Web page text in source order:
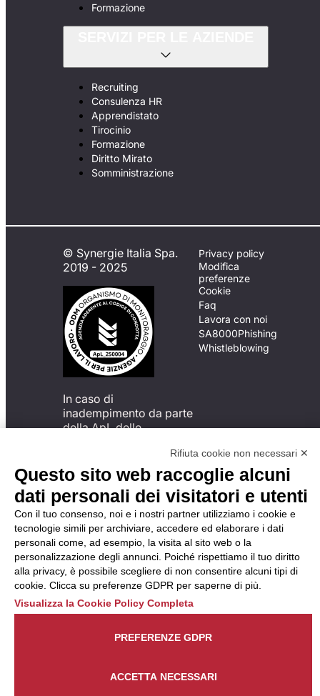
Formazione
Recruiting
Consulenza HR
Apprendistato
Tirocinio
Formazione
Diritto Mirato
Somministrazione
© Synergie Italia Spa.
2019 - 2025
In caso di
inadempimento da parte
della ApL delle
del Codice di Condotta, è
possibile presentare un
reclamo
all’Organismo di
Monitoraggio utilizzando
una delle modalità
descritte al seguente
indirizzo web
https://odm-
agenzielavoro.it/reclami/.
Privacy policy
Modifica
preferenze
Cookie
Faq
Lavora con noi
SA8000Phishing
Whistleblowing
Rifiuta cookie non necessari ✕
Questo sito web raccoglie alcuni
dati personali dei visitatori e utenti
Con il tuo consenso, noi e i nostri partner utilizziamo i cookie e
tecnologie simili per archiviare, accedere ed elaborare i dati
personali come, ad esempio, la visita al sito web o la
personalizzazione degli annunci. Poiché rispettiamo il tuo diritto
alla privacy, è possibile scegliere di non consentire alcuni tipi di
cookie. Clicca su preferenze GDPR per saperne di più.
Visualizza la Cookie Policy Completa
ACCETTA NECESSARI
PREFERENZE GDPR